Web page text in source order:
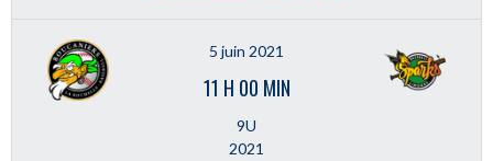
5 juin 2021
11 H 00 MIN
9U
2021